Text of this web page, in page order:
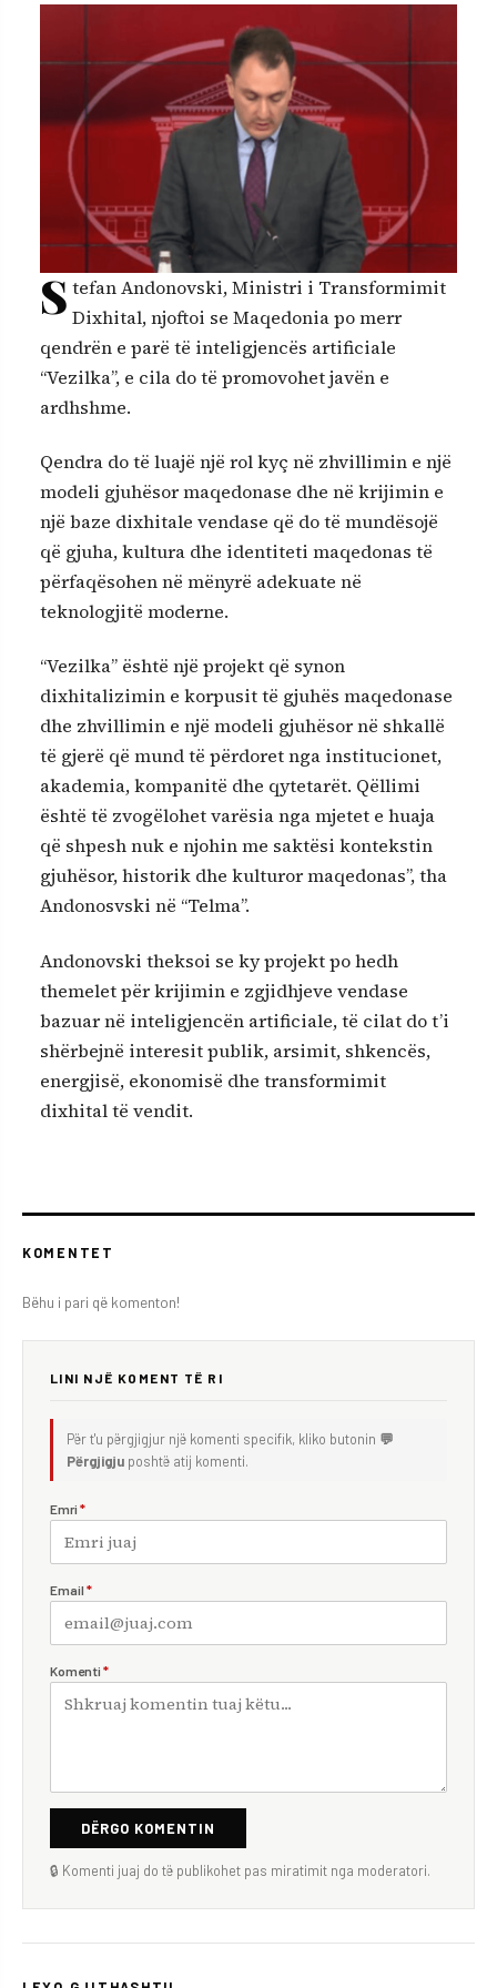
Stefan Andonovski, Ministri i Transformimit
Dixhital, njoftoi se Maqedonia po merr
qendrën e parë të inteligjencës artificiale
“Vezilka”, e cila do të promovohet javën e
ardhshme.
Qendra do të luajë një rol kyç në zhvillimin e një
modeli gjuhësor maqedonase dhe në krijimin e
një baze dixhitale vendase që do të mundësojë
që gjuha, kultura dhe identiteti maqedonas të
përfaqësohen në mënyrë adekuate në
teknologjitë moderne.
“Vezilka” është një projekt që synon
dixhitalizimin e korpusit të gjuhës maqedonase
dhe zhvillimin e një modeli gjuhësor në shkallë
të gjerë që mund të përdoret nga institucionet,
akademia, kompanitë dhe qytetarët. Qëllimi
është të zvogëlohet varësia nga mjetet e huaja
që shpesh nuk e njohin me saktësi kontekstin
gjuhësor, historik dhe kulturor maqedonas”, tha
Andonosvski në “Telma”.
Andonovski theksoi se ky projekt po hedh
themelet për krijimin e zgjidhjeve vendase
bazuar në inteligjencën artificiale, të cilat do t’i
shërbejnë interesit publik, arsimit, shkencës,
energjisë, ekonomisë dhe transformimit
dixhital të vendit.
KOMENTET
Bëhu i pari që komenton!
LINI NJË KOMENT TË RI
Për t'u përgjigjur një komenti specifik, kliko butonin 💬
Përgjigju poshtë atij komenti.
Emri *
Email *
Komenti *
DËRGO KOMENTIN
🔒 Komenti juaj do të publikohet pas miratimit nga moderatori.